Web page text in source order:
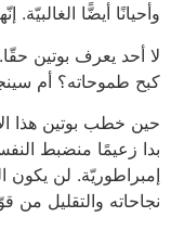
وأحيانًا أيضًّا
لا أحد يعرف بوتين
كبح طموحاته؟ أم
حين خطب بوتين هذا
بدا زعيمًا منضبط
إمبراطوريّة. لن يكون
نجاحاته والتقليل من